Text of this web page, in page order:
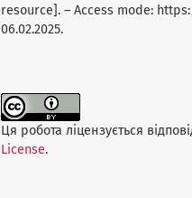
resource]. – Access mode:
06.02.2025.
Ця робота ліцензується
License.